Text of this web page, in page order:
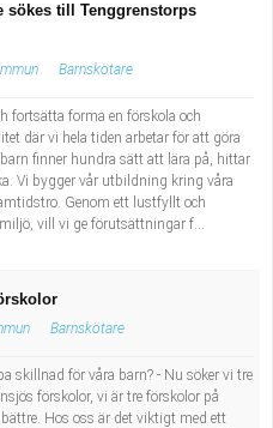
sökes till Tenggrenstorps
Barnskötare
fortsätta forma en förskola och
där vi hela tiden arbetar för att göra
finner hundra sätt att lära på, hittar
Vi bygger vår utbildning kring våra
Genom ett lustfyllt och
vill vi ge förutsättningar f...
Barnskötare
skillnad för våra barn? - Nu söker vi tre
förskolor, vi är tre förskolor på
Hos oss är det viktigt med ett